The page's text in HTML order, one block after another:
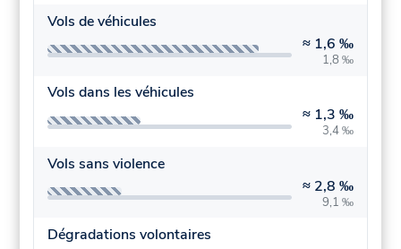
Vols de véhicules
≈ 1,6 ‰
1,8 ‰
Vols dans les véhicules
≈ 1,3 ‰
3,4 ‰
Vols sans violence
≈ 2,8 ‰
9,1 ‰
Dégradations volontaires